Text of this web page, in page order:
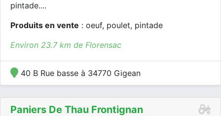
pintade....
Produits en vente : oeuf, poulet, pintade
Environ 23.7 km de Florensac
40 B Rue basse à 34770 Gigean
Paniers De Thau Frontignan